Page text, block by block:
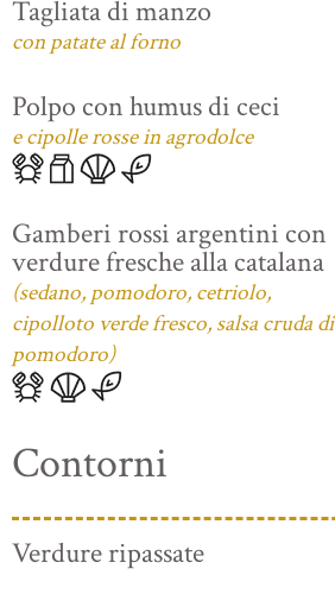
Tagliata di manzo
con patate al forno
Polpo con humus di ceci
e cipolle rosse in agrodolce
Gamberi rossi argentini con
verdure fresche alla catalana
(sedano, pomodoro, cetriolo,
cipolloto verde fresco, salsa cruda di
pomodoro)
Contorni
Verdure ripassate